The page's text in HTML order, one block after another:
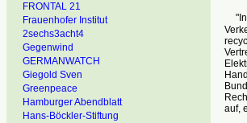
FRONTAL 21
Frauenhofer Institut
2sechs3acht4
Gegenwind
GERMANWATCH
Giegold Sven
Greenpeace
Hamburger Abendblatt
Hans-Böckler-Stiftung
"In
auf,